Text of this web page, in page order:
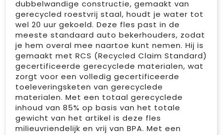
dubbelwandige constructie, gemaakt van
gerecycled roestvrij staal, houdt je water tot
wel 20 uur gekoeld. Deze fles past in de
meeste standaard auto bekerhouders, zodat
je hem overal mee naartoe kunt nemen. Hij is
gemaakt met RCS (Recycled Claim Standard)
gecertificeerde gerecyclede materialen, wat
zorgt voor een volledig gecertificeerde
toeleveringsketen van gerecyclede
materialen. Met een totaal gerecyclede
inhoud van 85% op basis van het totale
gewicht van het artikel is deze fles
milieuvriendelijk en vrij van BPA. Met een